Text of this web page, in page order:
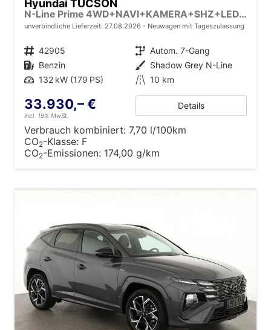
Hyundai TUCSON
N-Line Prime 4WD+NAVI+KAMERA+SHZ+LED+19''ALU+PDC
unverbindliche Lieferzeit: 27.08.2026 Neuwagen mit Tageszulassung
Fahrzeugnr. 42905 Getriebe Autom. 7-Gang
Kraftstoff Benzin Außenfarbe Shadow Grey N-Line
Leistung 132 kW (179 PS) Kilometerstand 10 km
33.930,– €
incl. 19% MwSt.
Details
Verbrauch kombiniert: 7,70 l/100km
CO2-Klasse: F
CO2-Emissionen: 174,00 g/km